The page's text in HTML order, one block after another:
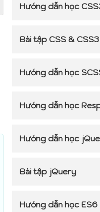
Hướng dẫn học
Bài tập CSS & CSS3
Hướng dẫn học
Hướng dẫn học
Hướng dẫn học
Bài tập jQuery
Hướng dẫn học ES6